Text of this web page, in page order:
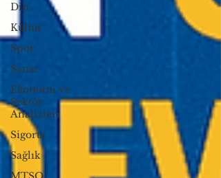
Din
Kültür
Spor
Sanat
Ekonomi ve
Sektör
Analizleri
Sigorta
Sağlık